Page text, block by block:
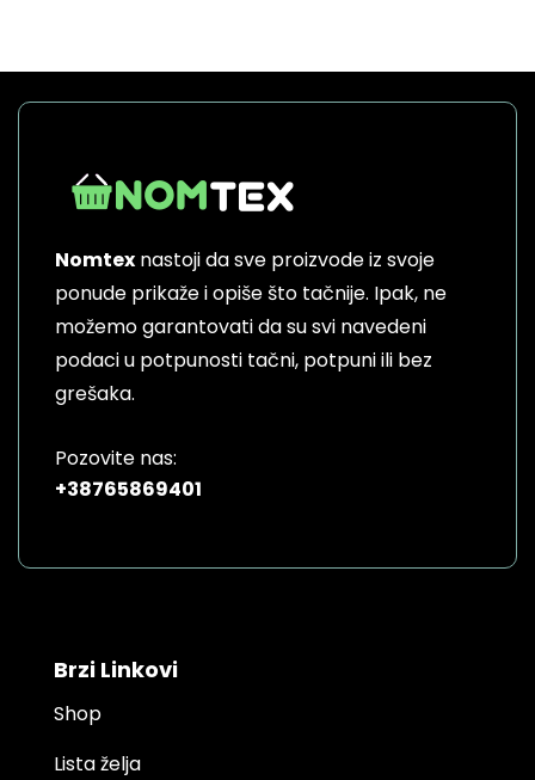
Nomtex nastoji da sve proizvode iz svoje
ponude prikaže i opiše što tačnije. Ipak, ne
možemo garantovati da su svi navedeni
podaci u potpunosti tačni, potpuni ili bez
grešaka.
Pozovite nas:
+38765869401
Brzi Linkovi
Shop
Lista želja